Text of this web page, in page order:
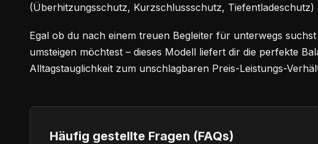
(Überhitzungsschutz, Kurzschlussschutz, Tiefentladeschutz)
Egal ob du nach einem treuen Begleiter für unterwegs
umsteigen möchtest – dieses Modell liefert dir die perfekte
Alltagstauglichkeit zum unschlagbaren Preis-Leistungs-
Häufig gestellte Fragen (FAQs)